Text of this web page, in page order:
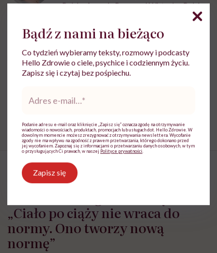
Polską Agencją Prasową i Wirtualną Polską
Udostępnij
Powiązane tematy:
„Ciało po ciąży nie wraca do
normy. Ono tworzy nową
normę”
Bądź z nami na bieżąco
Co tydzień wybieramy teksty, rozmowy i podcasty
Hello Zdrowie o ciele, psychice i codziennym życiu.
Zapisz się i czytaj bez pośpiechu.
mail*
Podanie adresu e-mail oraz kliknięcie „Zapisz się” oznacza zgodę na otrzymywanie
wiadomości o nowościach, produktach, promocjach lub usługach dot. Hello Zdrowie. W
dowolnym momencie możesz zrezygnować z otrzymywania newslettera. Wycofanie
zgody nie ma wpływu na zgodność z prawem przetwarzania, którego dokonano przed
jej wycofaniem. Zapoznaj się z informacjami o przetwarzaniu danych osobowych, w tym
o przysługujących Ci prawach, w naszej Polityce prywatności
Zapisz się